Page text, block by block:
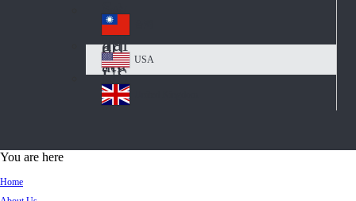
erl
an
d
Sw
itz
erl
an
d
Tai
wa
n
US
A
USA
d
You are here
Home